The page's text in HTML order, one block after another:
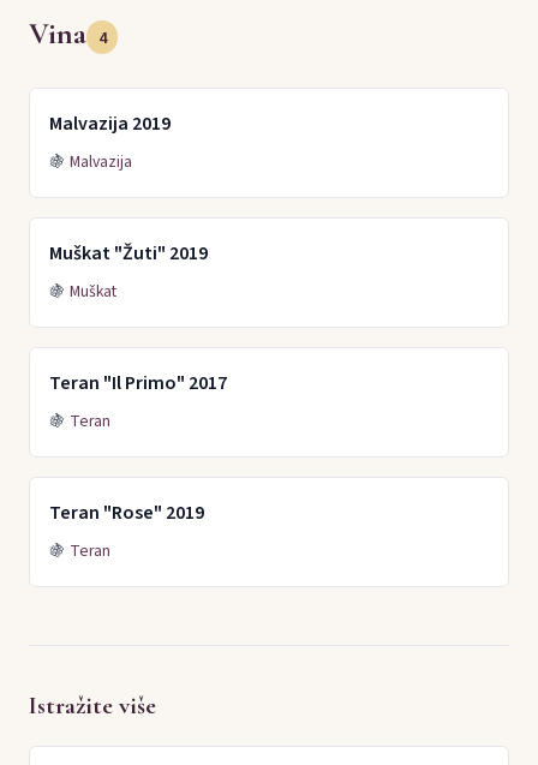
Vina 4
Malvazija 2019
🍇 Malvazija
Muškat "Žuti" 2019
🍇 Muškat
Teran "Il Primo" 2017
🍇 Teran
Teran "Rose" 2019
🍇 Teran
Istražite više